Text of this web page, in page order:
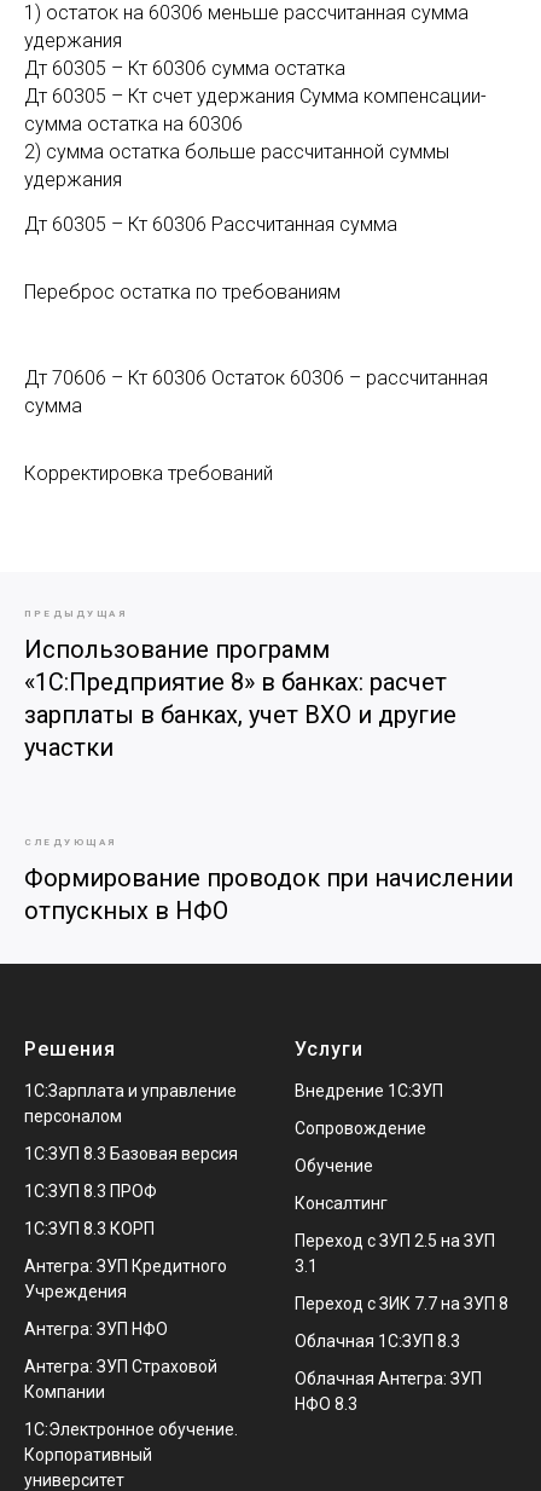
1) остаток на 60306 меньше рассчитанная сумма
удержания
Дт 60305 – Кт 60306 сумма остатка
Дт 60305 – Кт счет удержания Сумма компенсации-
сумма остатка на 60306
2) сумма остатка больше рассчитанной суммы
удержания
Дт 60305 – Кт 60306 Рассчитанная сумма
Переброс остатка по требованиям
Дт 70606 – Кт 60306 Остаток 60306 – рассчитанная
сумма
Корректировка требований
ПРЕДЫДУЩАЯ
Использование программ
«1С:Предприятие 8» в банках: расчет
зарплаты в банках, учет ВХО и другие
участки
СЛЕДУЮЩАЯ
Формирование проводок при начислении
отпускных в НФО
Решения
1С:Зарплата и управление
персоналом
1С:ЗУП 8.3 Базовая версия
1С:ЗУП 8.3 ПРОФ
1С:ЗУП 8.3 КОРП
Антегра: ЗУП Кредитного
Учреждения
Антегра: ЗУП НФО
Антегра: ЗУП Страховой
Компании
1С:Электронное обучение.
Корпоративный
университет
Услуги
Внедрение 1С:ЗУП
Сопровождение
Обучение
Консалтинг
Переход с ЗУП 2.5 на ЗУП
3.1
Переход с ЗИК 7.7 на ЗУП 8
Облачная 1С:ЗУП 8.3
Облачная Антегра: ЗУП
НФО 8.3